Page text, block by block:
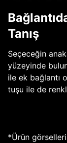
Tanış
Seçeceğin
yüzeyinde
ile ek bağlantı
tuşu ile de
*Ürün